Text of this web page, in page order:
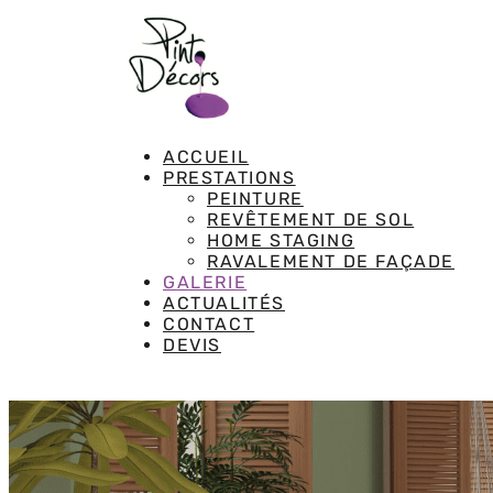
ACCUEIL
PRESTATIONS
PEINTURE
REVÊTEMENT DE SOL
HOME STAGING
RAVALEMENT DE FAÇADE
GALERIE
ACTUALITÉS
CONTACT
DEVIS